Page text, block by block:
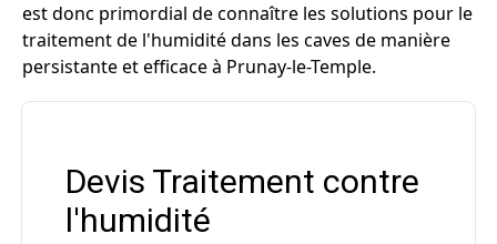
est donc primordial de connaître les solutions pour le
traitement de l'humidité dans les caves de manière
persistante et efficace à Prunay-le-Temple.
Devis Traitement contre
l'humidité